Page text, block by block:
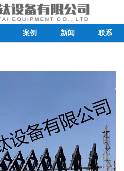
案例 新闻 联系